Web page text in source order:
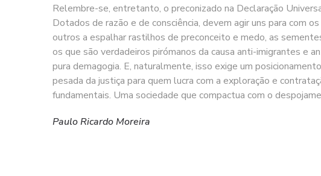
Relembre-se, entretanto, o preconizado na Declaração
Dotados de razão e de consciência, devem agir uns para com
outros a espalhar rastilhos de preconceito e medo, as
os que são verdadeiros pirómanos da causa anti-imigrantes e
pura demagogia. E, naturalmente, isso exige um
pesada da justiça para quem lucra com a exploração e
fundamentais. Uma sociedade que compactua com o
Paulo Ricardo Moreira